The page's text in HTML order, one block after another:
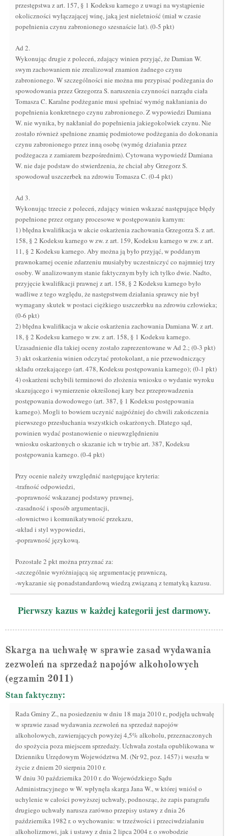
przestępstwa z art. 157, § 1 Kodeksu karnego z uwagi na wystąpienie
okoliczności wyłączającej winę, jaką jest nieletniość (miał w czasie
popełnienia czynu zabronionego szesnaście lat). (0-5 pkt)
Ad 2.
Wykonując drugie z poleceń, zdający winien przyjąć, że Damian W.
swym zachowaniem nie zrealizował znamion żadnego czynu
zabronionego. W szczególności nie można mu przypisać podżegania do
spowodowania przez Grzegorza S. naruszenia czynności narządu ciała
Tomasza C. Karalne podżeganie musi spełniać wymóg nakłaniania do
popełnienia konkretnego czynu zabronionego. Z wypowiedzi Damiana
W. nie wynika, by nakłaniał do popełnienia jakiegokolwiek czynu. Nie
zostało również spełnione znamię podmiotowe podżegania do dokonania
czynu zabronionego przez inną osobę (wymóg działania przez
podżegacza z zamiarem bezpośrednim). Cytowana wypowiedź Damiana
W. nie daje podstaw do stwierdzenia, że chciał aby Grzegorz S.
spowodował uszczerbek na zdrowiu Tomasza C. (0-4 pkt)
Ad 3.
Wykonując trzecie z poleceń, zdający winien wskazać następujące błędy
popełnione przez organy procesowe w postępowaniu karnym:
1) błędna kwalifikacja w akcie oskarżenia zachowania Grzegorza S. z art.
158, § 2 Kodeksu karnego w zw. z art. 159, Kodeksu karnego w zw. z art.
11, § 2 Kodeksu karnego. Aby można ją było przyjąć, w poddanym
prawnokarnej ocenie zdarzeniu musiałyby uczestniczyć co najmniej trzy
osoby. W analizowanym stanie faktycznym były ich tylko dwie. Nadto,
przyjęcie kwalifikacji prawnej z art. 158, § 2 Kodeksu karnego było
wadliwe z tego względu, że następstwem działania sprawcy nie był
wymagany skutek w postaci ciężkiego uszczerbku na zdrowiu człowieka;
(0-6 pkt)
2) błędna kwalifikacja w akcie oskarżenia zachowania Damiana W. z art.
18, § 2 Kodeksu karnego w zw. z art. 158, § 1 Kodeksu karnego.
Uzasadnienie dla takiej oceny zostało zaprezentowane w Ad 2.; (0-3 pkt)
3) akt oskarżenia winien odczytać protokolant, a nie przewodniczący
składu orzekającego (art. 478, Kodeksu postępowania karnego); (0-1 pkt)
4) oskarżeni uchybili terminowi do złożenia wniosku o wydanie wyroku
skazującego i wymierzenie określonej kary bez przeprowadzenia
postępowania dowodowego (art. 387, § 1 Kodeksu postępowania
karnego). Mogli to bowiem uczynić najpóźniej do chwili zakończenia
pierwszego przesłuchania wszystkich oskarżonych. Dlatego sąd,
powinien wydać postanowienie o nieuwzględnieniu
wniosku oskarżonych o skazanie ich w trybie art. 387, Kodeksu
postępowania karnego. (0-4 pkt)
Przy ocenie należy uwzględnić następujące kryteria:
-trafność odpowiedzi,
-poprawność wskazanej podstawy prawnej,
-zasadność i sposób argumentacji,
-słownictwo i komunikatywność przekazu,
-układ i styl wypowiedzi,
-poprawność językową.
Pozostałe 2 pkt można przyznać za:
-szczególnie wyróżniającą się argumentację prawniczą,
-wykazanie się ponadstandardową wiedzą związaną z tematyką kazusu.
Pierwszy kazus w każdej kategorii jest darmowy.
Skarga na uchwałę w sprawie zasad wydawania
zezwoleń na sprzedaż napojów alkoholowych
(egzamin 2011)
Stan faktyczny:
Rada Gminy Z., na posiedzeniu w dniu 18 maja 2010 r., podjęła uchwałę
w sprawie zasad wydawania zezwoleń na sprzedaż napojów
alkoholowych, zawierających powyżej 4,5% alkoholu, przeznaczonych
do spożycia poza miejscem sprzedaży. Uchwała została opublikowana w
Dzienniku Urzędowym Województwa M. (Nr 92, poz. 1457) i weszła w
życie z dniem 20 sierpnia 2010 r.
W dniu 30 października 2010 r. do Wojewódzkiego Sądu
Administracyjnego w W. wpłynęła skarga Jana W., w której wniósł o
uchylenie w całości powyższej uchwały, podnosząc, że zapis paragrafu
drugiego uchwały narusza zarówno przepisy ustawy z dnia 26
października 1982 r. o wychowaniu: w trzeźwości i przeciwdziałaniu
alkoholizmowi, jak i ustawy z dnia 2 lipca 2004 r. o swobodzie